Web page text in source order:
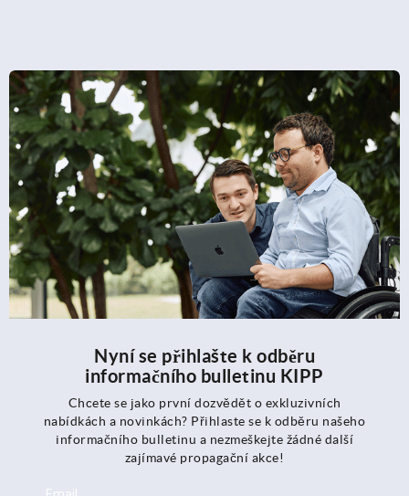
Nyní se přihlašte k odběru
informačního bulletinu KIPP
Chcete se jako první dozvědět o exkluzivních
nabídkách a novinkách? Přihlaste se k odběru našeho
informačního bulletinu a nezmeškejte žádné další
zajímavé propagační akce!